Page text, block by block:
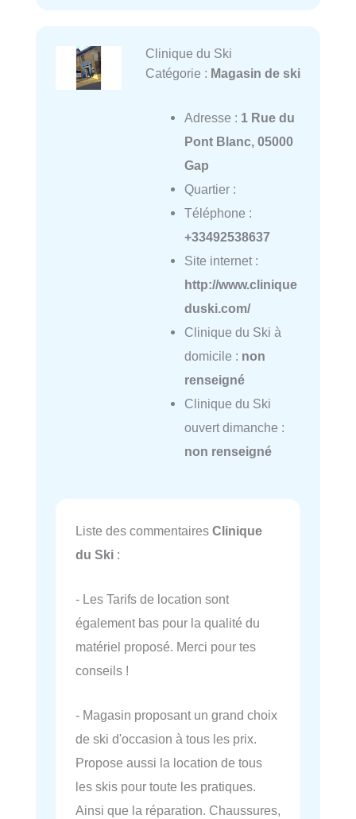
Clinique du Ski
Catégorie : Magasin de ski
Adresse : 1 Rue du
Pont Blanc, 05000
Gap
Quartier :
Téléphone :
+33492538637
Site internet :
http://www.clinique
duski.com/
Clinique du Ski à
domicile : non
renseigné
Clinique du Ski
ouvert dimanche :
non renseigné
Liste des commentaires Clinique
du Ski :
- Les Tarifs de location sont
également bas pour la qualité du
matériel proposé. Merci pour tes
conseils !
- Magasin proposant un grand choix
de ski d'occasion à tous les prix.
Propose aussi la location de tous
les skis pour toute les pratiques.
Ainsi que la réparation. Chaussures,